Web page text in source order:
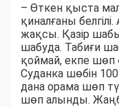
– Өткен қыста
қиналғаны
жақсы. Қазір
шабуда. Табиғи
қоймай, екпе шөп
Суданка шөбін
дана орама шөп
шөп алынды.